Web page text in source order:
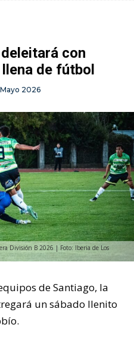
con
de fútbol
2026
División B 2026 | Foto: Iberia de Los
de Santiago, la
un sábado llenito